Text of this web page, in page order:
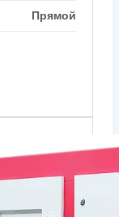
Прямой